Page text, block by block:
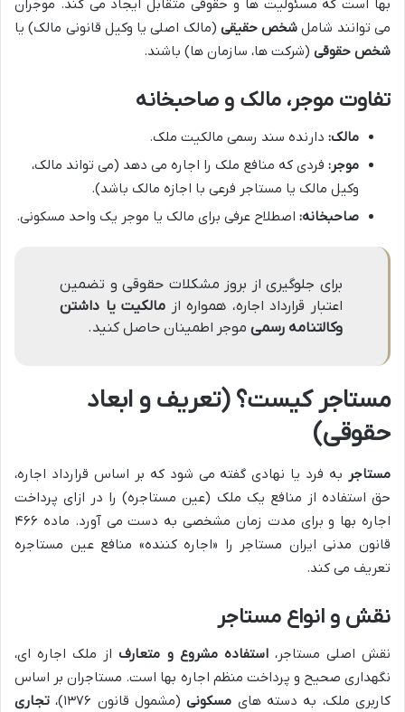
بها است که مسئولیت ها و حقوقی متقابل ایجاد می کند. موجران
می توانند شامل شخص حقیقی (مالک اصلی یا وکیل قانونی مالک) یا
شخص حقوقی (شرکت ها، سازمان ها) باشند.
تفاوت موجر، مالک و صاحبخانه
مالک: دارنده سند رسمی مالکیت ملک.
موجر: فردی که منافع ملک را اجاره می دهد (می تواند مالک،
وکیل مالک یا مستاجر فرعی با اجازه مالک باشد).
صاحبخانه: اصطلاح عرفی برای مالک یا موجر یک واحد مسکونی.
برای جلوگیری از بروز مشکلات حقوقی و تضمین
اعتبار قرارداد اجاره، همواره از مالکیت یا داشتن
وکالتنامه رسمی موجر اطمینان حاصل کنید.
مستاجر کیست؟ (تعریف و ابعاد
حقوقی)
مستاجر به فرد یا نهادی گفته می شود که بر اساس قرارداد اجاره،
حق استفاده از منافع یک ملک (عین مستاجره) را در ازای پرداخت
اجاره بها و برای مدت زمان مشخصی به دست می آورد. ماده ۴۶۶
قانون مدنی ایران مستاجر را «اجاره کننده» منافع عین مستاجره
تعریف می کند.
نقش و انواع مستاجر
نقش اصلی مستاجر،استفاده مشروع و متعارف از ملک اجاره ای،
نگهداری صحیح و پرداخت منظم اجاره بها است. مستاجران بر اساس
کاربری ملک، به دسته های مسکونی(مشمول قانون ۱۳۷۶)،
تجاری